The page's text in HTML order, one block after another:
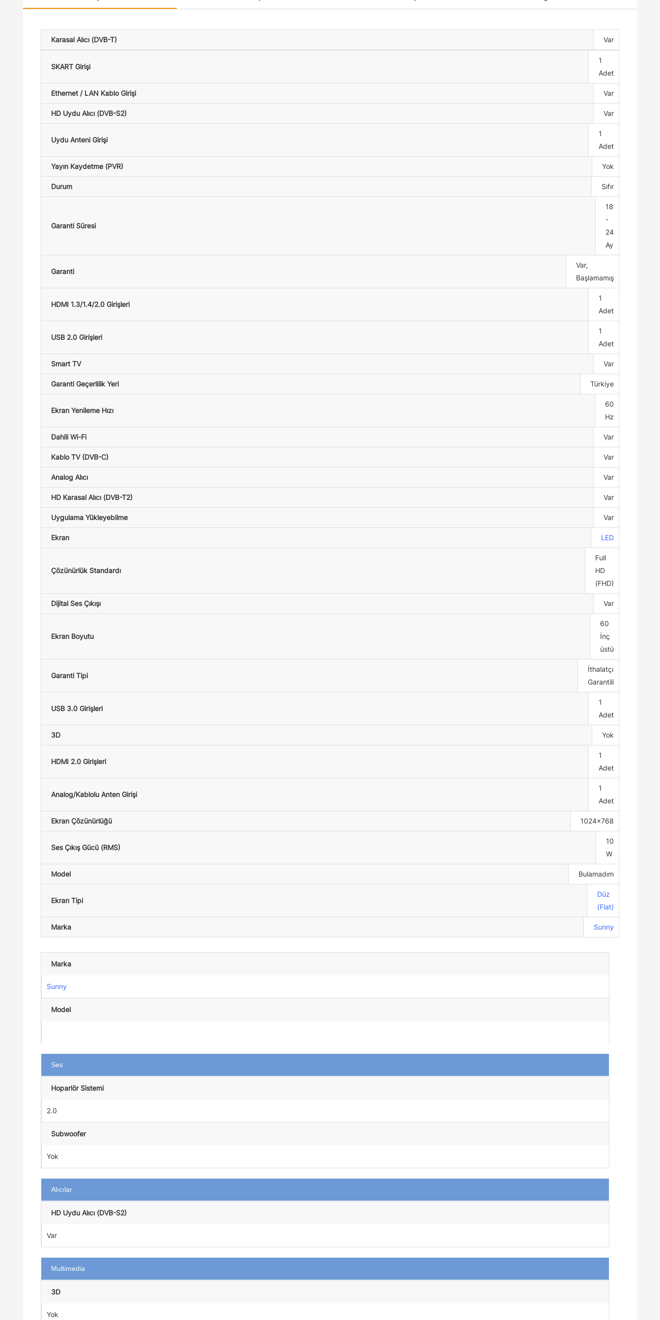
Karasal Alıcı (DVB-T) Var
SKART Girişi
1
Adet
Ethernet / LAN Kablo Girişi Var
HD Uydu Alıcı (DVB-S2) Var
Uydu Anteni Girişi
1
Adet
Yayın Kaydetme (PVR) Yok
Durum Sıfır
Garanti Süresi
18
-
24
Ay
Garanti
Var,
Başlamamış
HDMI 1.3/1.4/2.0 Girişleri
1
Adet
USB 2.0 Girişleri
1
Adet
Smart TV Var
Garanti Geçerlilik Yeri Türkiye
Ekran Yenileme Hızı
60
Hz
Dahili Wi-Fi Var
Kablo TV (DVB-C) Var
Analog Alıcı Var
HD Karasal Alıcı (DVB-T2) Var
Uygulama Yükleyebilme Var
Ekran LED
Çözünürlük Standardı
Full
HD
(FHD)
Dijital Ses Çıkışı Var
Ekran Boyutu
60
İnç
üstü
Garanti Tipi
İthalatçı
Garantili
USB 3.0 Girişleri
1
Adet
3D Yok
HDMI 2.0 Girişleri
1
Adet
Analog/Kablolu Anten Girişi
1
Adet
Ekran Çözünürlüğü 1024x768
Ses Çıkış Gücü (RMS)
10
W
Model Bulamadım
Ekran Tipi
Düz
(Flat)
Marka Sunny
Marka
Sunny
Model
Ses
Hoparlör Sistemi
2.0
Subwoofer
Yok
Alıcılar
HD Uydu Alıcı (DVB-S2)
Var
Multimedia
3D
Yok